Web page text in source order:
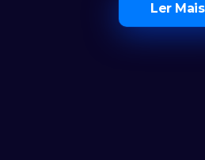
Ler Mais